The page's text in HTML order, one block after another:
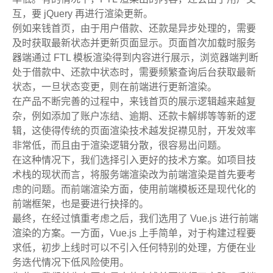
互，要 jQuery 再进行渲染更新。
例如来钱首页，由于用户借款、还款是异步处理的，需要
及时获取最新状态并更新页面显示。页面首次加载时服务
器端通过 FTL 模板渲染得到内容进行展示，浏览器端判断
处于借款中、还款中状态时，需要频繁查询后台获取最新
状态，一旦状态变更，则在前端进行更新渲染。
在产品不断完善的过程中，来钱首页的展示逻辑越来越复
杂，例如添加了账户冻结、逾期、还款卡解绑等等新的逻
辑，这使得传统的页面渲染技术越发捉襟见肘，开发效率
非常低，而且由于渲染逻辑分散，很容易出问题。
在这种情况下，我们选择引入更好的技术方案。如项目技
术栈的现状而言，将服务端渲染改为前端渲染是首先要考
虑的问题。而前端渲染方面，使用前端模板还是现代化的
前端框架，也是要进行抉择的。
最终，在经过慎重考虑之后，我们选用了 Vue.js 进行前端
渲染的方案。一方面，Vue.js 上手简单，对于构建过程要
求低，初步上线时可以不引入任何特别的处理，方便在业
务迭代情况下低风险使用。